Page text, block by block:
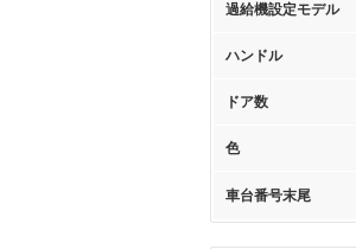
過給機設定モデル
ハンドル
ドア数
色
車台番号末尾